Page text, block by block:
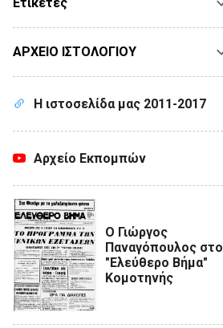
ΑΡΧΕΙΟ ΙΣΤΟΛΟΓΙΟΥ
Η ιστοσελίδα μας 2011-2017
Αρχείο Εκπομπών
Ο Γιώργος
Παναγόπουλος στο
"Ελεύθερο Βήμα"
Κομοτηνής